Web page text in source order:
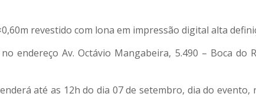
revestido com lona em impressão digital alta
endereço Av. Octávio Mangabeira, 5.490 – Boca do
até as 12h do dia 07 de setembro, dia do